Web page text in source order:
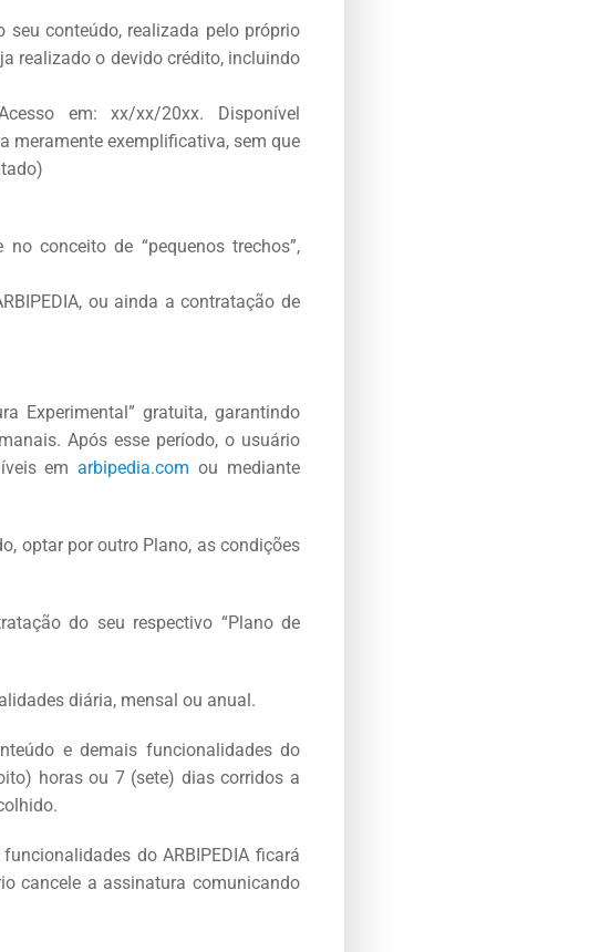
seu conteúdo, realizada pelo próprio
realizado o devido crédito, incluindo
em: xx/xx/20xx. Disponível
meramente exemplificativa, sem que
conceito de “pequenos trechos”,
ou ainda a contratação de
Experimental” gratuita, garantindo
Após esse período, o usuário
emarbipedia.com ou mediante
optar por outro Plano, as condições
do seu respectivo “Plano de
diária, mensal ou anual.
e demais funcionalidades do
horas ou 7 (sete) dias corridos a
do ARBIPEDIA ficará
cancele a assinatura comunicando